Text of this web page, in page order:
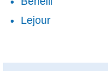
Lejour